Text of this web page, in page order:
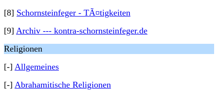
[8] Schornsteinfeger - TÃ¤tigkeiten
[9] Archiv --- kontra-schornsteinfeger.de
Religionen
[-] Allgemeines
[-] Abrahamitische Religionen